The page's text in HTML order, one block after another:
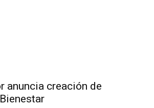
anuncia creación de